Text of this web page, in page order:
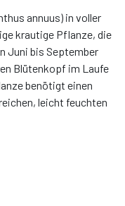
annuus) in voller
krautige Pflanze, die
Juni bis September
Blütenkopf im Laufe
benötigt einen
leicht feuchten